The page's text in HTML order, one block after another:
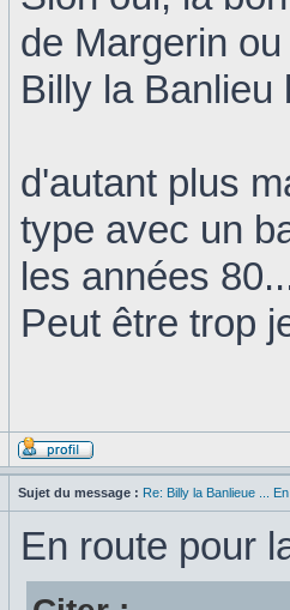
de Margerin
Billy la Banlieu
d'autant plus
type avec un
les années
Peut être trop
Sujet du message : Re: Billy la Banlieue ...
En route pour